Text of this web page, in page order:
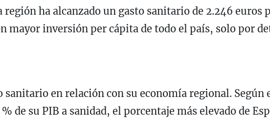
ha alcanzado un gasto sanitario de 2.246 euros
mayor inversión per cápita de todo el país, solo por
en relación con su economía regional. Según
de su PIB a sanidad, el porcentaje más elevado de